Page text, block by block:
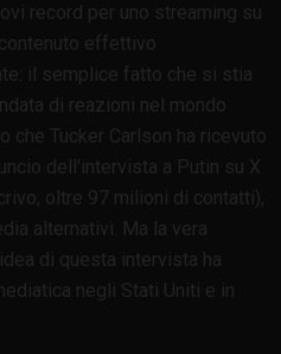
record per uno streaming su
effettivo
il semplice fatto che si stia
di reazioni nel mondo
Tucker Carlson ha ricevuto
dell'intervista a Putin su X
oltre 97 milioni di contatti),
alternativi. Ma la vera
di questa intervista ha
negli Stati Uniti e in